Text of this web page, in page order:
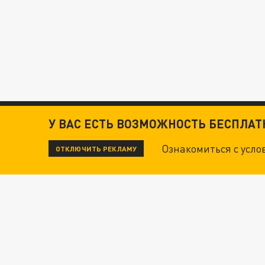
У ВАС ЕСТЬ ВОЗМОЖНОСТЬ
ОТКЛЮЧИТЬ РЕКЛАМУ Ознакомиться с